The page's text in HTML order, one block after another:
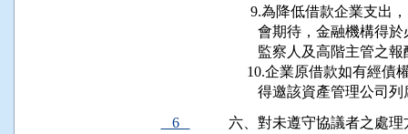
9.為降低借款企業支
會期待，金融機構
監察人及高階主管
10.企業原借款如有經
得邀該資產管理公
6
六、對未遵守協議者之處理